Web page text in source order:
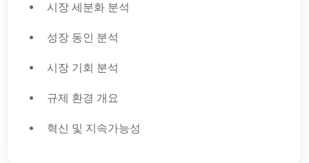
시장 세분화 분석
성장 동인 분석
시장 기회 분석
규제 환경 개요
혁신 및 지속가능성